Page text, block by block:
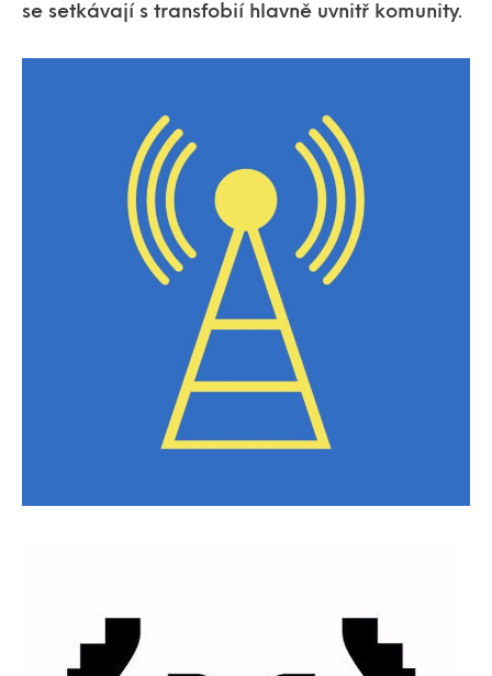
se setkávají s transfobií hlavně uvnitř komunity.